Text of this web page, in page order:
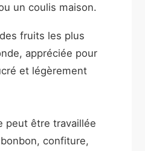
un coulis maison.
fruits les plus
appréciée pour
et légèrement
peut être travaillée
confiture,